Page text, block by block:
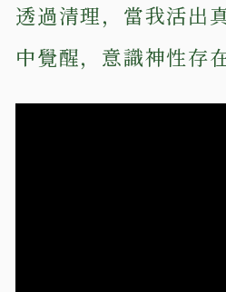
透過清理，當我活出
中覺醒，意識神性存